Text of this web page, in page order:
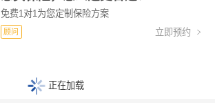
免费1对1为您定制保险方案
顾问 立即预约 
正在加载